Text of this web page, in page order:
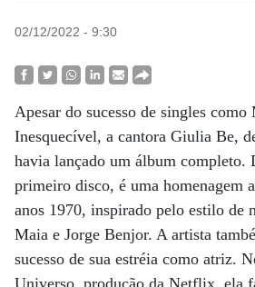
02/12/2022 - 9:30
Apesar do sucesso de singles como
Inesquecível, a cantora Giulia Be,
havia lançado um álbum completo.
primeiro disco, é uma homenagem
anos 1970, inspirado pelo estilo de
Maia e Jorge Benjor. A artista
sucesso de sua estréia como atriz.
Universo, produção da Netflix, ela